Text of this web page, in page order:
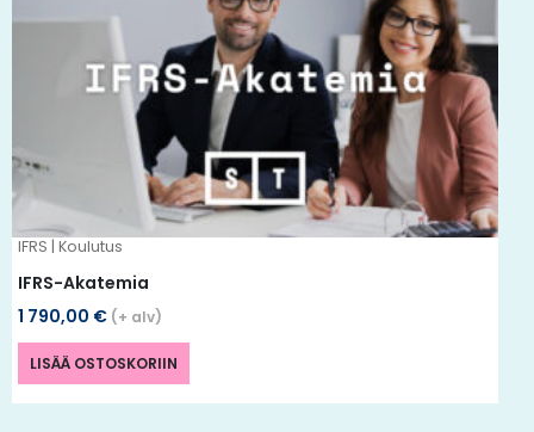
IFRS | Koulutus
IFRS-Akatemia
1 790,00 € (+ alv)
LISÄÄ OSTOSKORIIN